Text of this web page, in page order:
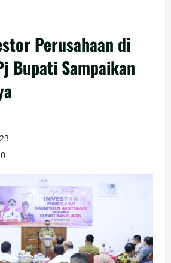
Perusahaan di
Bupati Sampaikan
0